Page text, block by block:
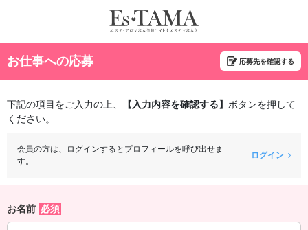
お仕事への応募 応募先を確認する
下記の項目をご入力の上、 【入力内容を確認する】 ボタンを押して
ください。
会員の方は、ログインするとプロフィールを呼び出せま
す。
ログイン
お名前